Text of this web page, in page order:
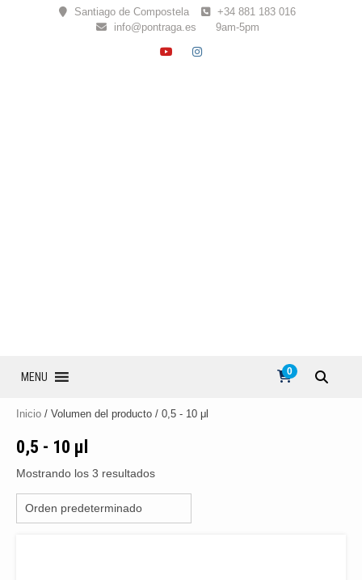
Santiago de Compostela
+34 881 183 016
info@pontraga.es
9am-5pm
YOUTUBE
INSTAGRAM
MENU 0
Inicio / Volumen del producto / 0,5 - 10 μl
0,5 - 10 μl
Mostrando los 3 resultados